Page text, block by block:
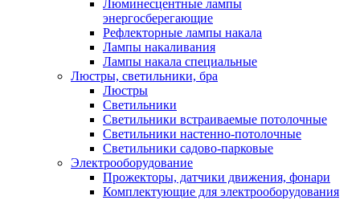
Люминесцентные лампы
энергосберегающие
Рефлекторные лампы накала
Лампы накаливания
Лампы накала специальные
Люстры, светильники, бра
Люстры
Светильники
Светильники встраиваемые потолочные
Светильники настенно-потолочные
Светильники садово-парковые
Электрооборудование
Прожекторы, датчики движения, фонари
Комплектующие для электрооборудования